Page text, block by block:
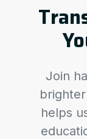
Join
helps